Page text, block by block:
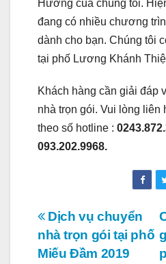
Hương của chúng tôi.
đang có nhiều chương
dành cho bạn. Chúng tôi
tại phố Lương Khánh
Khách hàng cần giải đáp
nhà trọn gói. Vui lòng liên
theo số hotline :
093.202.9968.
Điều
hướng
Dịch vụ chuyển
nhà trọn gói tại phố
Miếu Đầm 2019